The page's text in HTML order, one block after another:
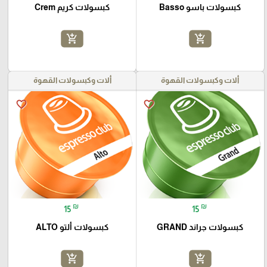
كبسولات باسو Basso
add_shopping_cart
كبسولات كريم Crem
add_shopping_cart
ألات وكبسولات القهوة
favorite_border
15 ₪
كبسولات جراند GRAND
add_shopping_cart
ألات وكبسولات القهوة
favorite_border
15 ₪
كبسولات ألتو ALTO
add_shopping_cart